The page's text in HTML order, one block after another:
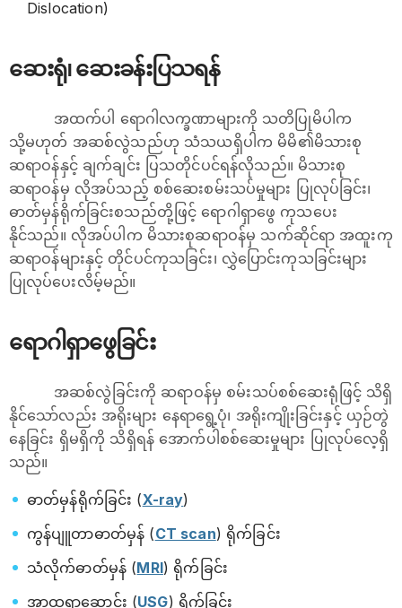
Dislocation)
ဆေးရုံ၊ ဆေးခန်းပြသရန်
အထက်ပါ ရောဂါလက္ခဏာများကို သတိပြုမိပါက
သို့မဟုတ် အဆစ်လွဲသည်ဟု သံသယရှိပါက မိမိ၏မိသားစု
ဆရာဝန်နှင့် ချက်ချင်း ပြသတိုင်ပင်ရန်လိုသည်။ မိသားစု
ဆရာဝန်မှ လိုအပ်သည့် စစ်ဆေးစမ်းသပ်မှုများ ပြုလုပ်ခြင်း၊
ဓာတ်မှန်ရိုက်ခြင်းစသည်တို့ဖြင့် ရောဂါရှာ‌ဖွေ ကုသပေး
နိုင်သည်။ လိုအပ်ပါက မိသားစုဆရာဝန်မှ သက်ဆိုင်ရာ အထူးကု
ဆရာဝန်များနှင့် တိုင်ပင်ကုသခြင်း၊​ လွှဲပြောင်းကုသခြင်းများ
ပြုလုပ်ပေးလိမ့်မည်။
ရောဂါရှာဖွေခြင်း
အဆစ်လွဲခြင်းကို ဆရာဝန်မှ စမ်းသပ်စစ်ဆေးရုံဖြင့် သိရှိ
နိုင်သော်လည်း အရိုးများ နေရာရွေ့ပုံ၊ အရိုးကျိုးခြင်းနှင့် ယှဉ်တွဲ
နေခြင်း ရှိမရှိကို သိရှိရန် အောက်ပါစစ်ဆေးမှုများ ပြုလုပ်လေ့ရှိ
သည်။
ဓာတ်မှန်ရိုက်ခြင်း (X-ray)
ကွန်ပျူတာဓာတ်မှန် (CT scan) ရိုက်ခြင်း
သံလိုက်ဓာတ်မှန် (MRI) ရိုက်ခြင်း
အာထရာဆောင်း (USG) ရိုက်ခြင်း